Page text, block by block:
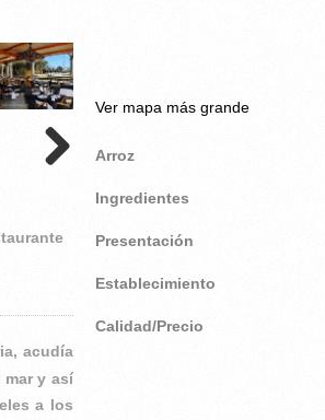
Ver mapa más grande
Arroz
Ingredientes
Presentación
Establecimiento
Calidad/Precio
acudía
mar y así
a los